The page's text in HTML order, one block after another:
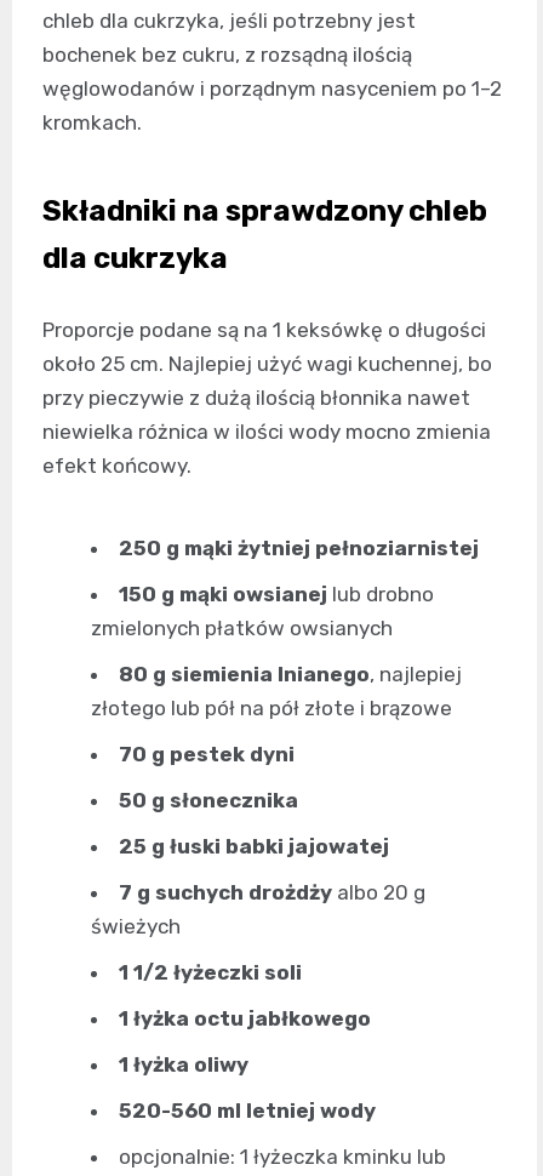
chleb dla cukrzyka, jeśli potrzebny jest
bochenek bez cukru, z rozsądną ilością
węglowodanów i porządnym nasyceniem po 1–2
kromkach.
Składniki na sprawdzony chleb
dla cukrzyka
Proporcje podane są na 1 keksówkę o długości
około 25 cm. Najlepiej użyć wagi kuchennej, bo
przy pieczywie z dużą ilością błonnika nawet
niewielka różnica w ilości wody mocno zmienia
efekt końcowy.
250 g mąki żytniej pełnoziarnistej
150 g mąki owsianej lub drobno
zmielonych płatków owsianych
80 g siemienia lnianego, najlepiej
złotego lub pół na pół złote i brązowe
70 g pestek dyni
50 g słonecznika
25 g łuski babki jajowatej
7 g suchych drożdży albo 20 g
świeżych
1 1/2 łyżeczki soli
1 łyżka octu jabłkowego
1 łyżka oliwy
520-560 ml letniej wody
opcjonalnie: 1 łyżeczka kminku lub